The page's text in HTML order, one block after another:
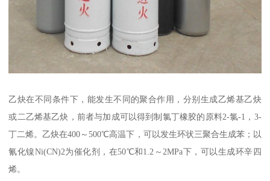
乙炔在不同条件下，能发生不同的聚合作用，分别生成乙烯基乙炔
或二乙烯基乙炔，前者与加成可以得到制氯丁橡胶的原料2-氯-1，3-
丁二烯。乙炔在400～500℃高温下，可以发生环状三聚合生成苯；以
氰化镍Ni(CN)2为催化剂，在50℃和1.2～2MPa下，可以生成环辛四
烯。